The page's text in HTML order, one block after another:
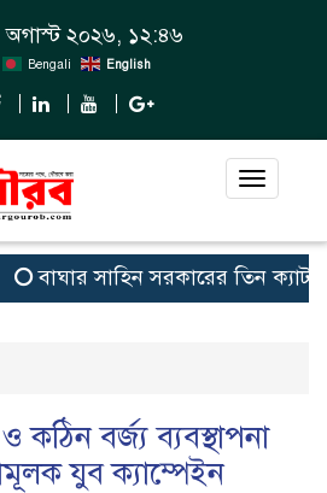
অগাস্ট ২০২৬, ১২:৪৬
Bengali English
Toggle
বাঘার সাহিন সরকারের তিন
কঠিন বর্জ্য ব্যবস্থাপনা
যুব ক্যাম্পেইন